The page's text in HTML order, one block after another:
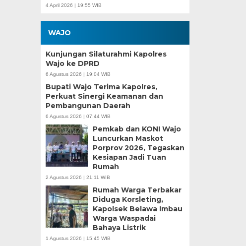
4 April 2026 | 19:55 WIB
WAJO
Kunjungan Silaturahmi Kapolres
Wajo ke DPRD
6 Agustus 2026 | 19:04 WIB
Bupati Wajo Terima Kapolres,
Perkuat Sinergi Keamanan dan
Pembangunan Daerah
6 Agustus 2026 | 07:44 WIB
Pemkab dan KONI Wajo
Luncurkan Maskot
Porprov 2026, Tegaskan
Kesiapan Jadi Tuan
Rumah
2 Agustus 2026 | 21:11 WIB
Rumah Warga Terbakar
Diduga Korsleting,
Kapolsek Belawa Imbau
Warga Waspadai
Bahaya Listrik
1 Agustus 2026 | 15:45 WIB